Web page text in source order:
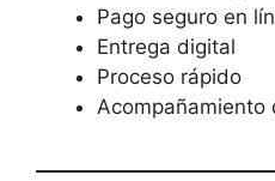
Pago seguro en
Entrega digital
Proceso rápido
Acompañamiento